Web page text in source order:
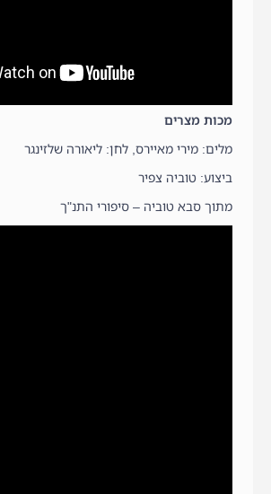
מכות מצרים
מלים: מירי מאיירס, לחן: ליאורה שלזינגר
ביצוע: טוביה צפיר
מתוך סבא טוביה – סיפורי התנ"ך